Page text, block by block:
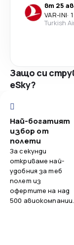
вт 25
VAR-INI·
Turkish
Защо си
eSky?
Най-богатият
избор от
полети
За секунди
откриваме най-
удобния за теб
полет из
офертите на над
500 авиокомпании.